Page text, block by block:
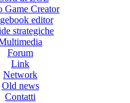
Game Creator
editor
strategiche
Forum
Link
Network
Old news
Contatti